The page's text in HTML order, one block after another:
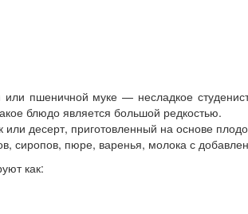
или пшеничной муке — несладкое
блюдо является большой редкостью.
десерт, приготовленный на основе
сиропов, пюре, варенья, молока с
как: